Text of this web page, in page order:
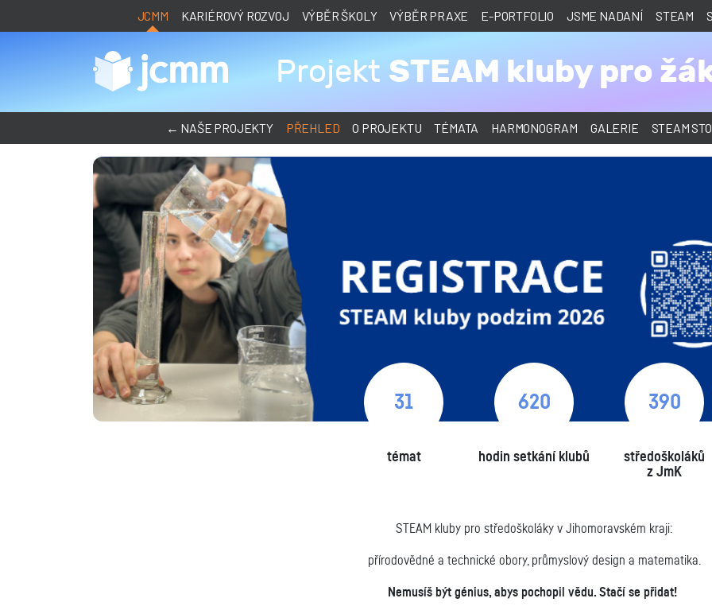
JCMM KARIÉROVÝ ROZVOJ VÝBĚR ŠKOLY VÝBĚR PRAXE E-PORTFOLIO JSME NADANÍ STEAM
Projekt STEAM kluby pro
← NAŠE PROJEKTY PŘEHLED O PROJEKTU TÉMATA HARMONOGRAM GALERIE STEAM
31
témat
620
hodin setkání klubů
390
středoškoláků
z JmK
STEAM kluby pro středoškoláky v Jihomoravském kraji:
přírodovědné a technické obory, průmyslový design a matematika.
Nemusíš být génius, abys pochopil vědu. Stačí se přidat!